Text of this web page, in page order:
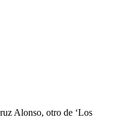
Alonso, otro de ‘Los